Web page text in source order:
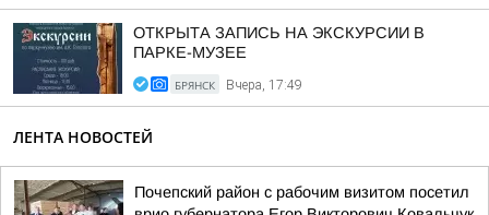
ОТКРЫТА ЗАПИСЬ НА ЭКСКУРСИИ В
ПАРКЕ-МУЗЕЕ
БРЯНСК Вчера, 17:49
ЛЕНТА НОВОСТЕЙ
Почепский район с рабочим визитом посетил